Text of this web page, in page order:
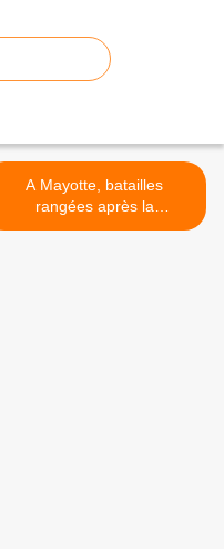
A Mayotte, batailles
rangées après la
suspension de l’opération